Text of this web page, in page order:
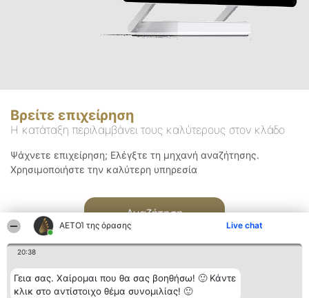
ΑΕΤΟΊ της όρασης Live chat
20:38
Γεια σας. Χαίρομαι που θα σας βοηθήσω! 🙂 Κάντε
κλικ στο αντίστοιχο θέμα συνομιλίας! 🙂
Βρείτε επιχείρηση
Η κατάταξη περιλαμβάνει τους καλύτερους στον κλάδο
Ψάχνετε επιχείρηση; Ελέγξτε τη μηχανή αναζήτησης.
Χρησιμοποιήστε την καλύτερη υπηρεσία
Αναζήτηση